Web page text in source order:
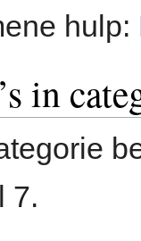
hulp:
in
7.